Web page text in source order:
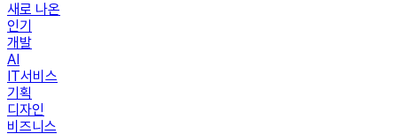
새로 나온
인기
개발
AI
IT서비스
기획
디자인
비즈니스